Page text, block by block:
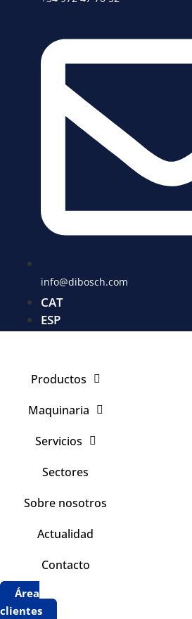
info@dibosch.com
CAT
ESP
Productos
Maquinaria
Servicios
Sectores
Sobre nosotros
Actualidad
Contacto
Área
clientes